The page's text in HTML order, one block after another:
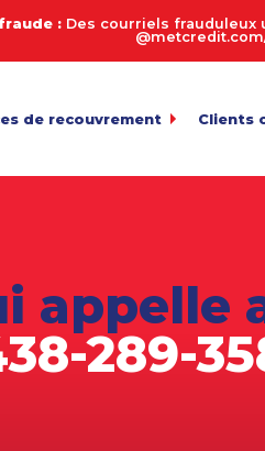
: Des courriels frauduleux
de recouvrement
en automobile
de succession et décès
Clients
Payez
appelle
289-